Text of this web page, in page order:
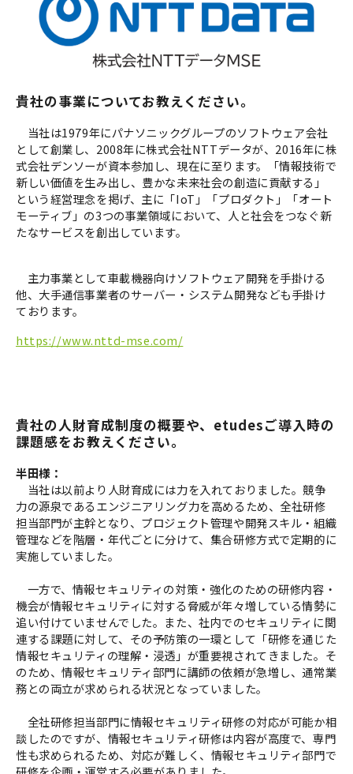
貴社の事業についてお教えください。
当社は1979年にパナソニックグループのソフトウェア会社
として創業し、2008年に株式会社NTTデータが、2016年に株
式会社デンソーが資本参加し、現在に至ります。「情報技術で
新しい価値を生み出し、豊かな未来社会の創造に貢献する」
という経営理念を掲げ、主に「IoT」「プロダクト」「オート
モーティブ」の3つの事業領域において、人と社会をつなぐ新
たなサービスを創出しています。
主力事業として車載機器向けソフトウェア開発を手掛ける
他、大手通信事業者のサーバー・システム開発なども手掛け
ております。
https://www.nttd-mse.com/
貴社の人財育成制度の概要や、etudesご導入時の
課題感をお教えください。
半田様：
当社は以前より人財育成には力を入れておりました。競争
力の源泉であるエンジニアリング力を高めるため、全社研修
担当部門が主幹となり、プロジェクト管理や開発スキル・組織
管理などを階層・年代ごとに分けて、集合研修方式で定期的に
実施していました。
一方で、情報セキュリティの対策・強化のための研修内容・
機会が情報セキュリティに対する脅威が年々増している情勢に
追い付けていませんでした。また、社内でのセキュリティに関
連する課題に対して、その予防策の一環として「研修を通じた
情報セキュリティの理解・浸透」が重要視されてきました。そ
のため、情報セキュリティ部門に講師の依頼が急増し、通常業
務との両立が求められる状況となっていました。
全社研修担当部門に情報セキュリティ研修の対応が可能か相
談したのですが、情報セキュリティ研修は内容が高度で、専門
性も求められるため、対応が難しく、情報セキュリティ部門で